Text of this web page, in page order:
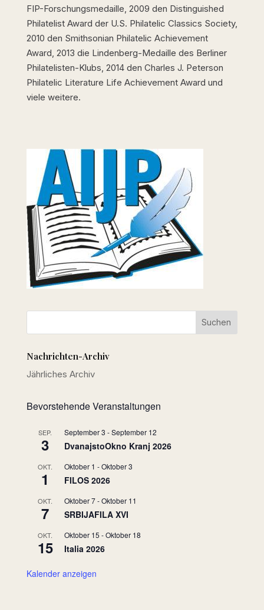
FIP-Forschungsmedaille, 2009 den Distinguished
Philatelist Award der U.S. Philatelic Classics Society,
2010 den Smithsonian Philatelic Achievement
Award, 2013 die Lindenberg-Medaille des Berliner
Philatelisten-Klubs, 2014 den Charles J. Peterson
Philatelic Literature Life Achievement Award und
viele weitere.
Nachrichten-Archiv
Jährliches Archiv
Bevorstehende Veranstaltungen
SEP.
3
September 3 -September 12
DvanajstoOkno Kranj 2026
OKT.
1
Oktober 1 -Oktober 3
FILOS 2026
OKT.
7
Oktober 7-Oktober 11
SRBIJAFILA XVI
OKT.
15
Oktober 15 -Oktober 18
Italia 2026
Kalender anzeigen